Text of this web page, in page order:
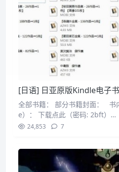
[日语] 日亚原版Kindle电子
全部书籍： 部分书籍封面： 书
e）： 下载点此（密码: 2bft）…
24,853 7